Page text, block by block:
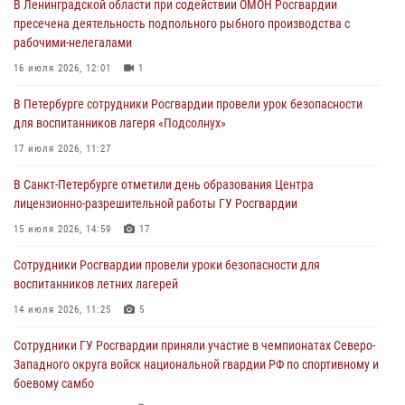
В Центральном районе росгвардейцы оперативно задержали
хулигана, стрелявшего из пускового устройства рядом с жилыми
домами
06 августа 2026, 11:36
Сотрудники и военнослужащие Росгвардии обеспечили
правопорядок при проведении матча "Зенит" - "Балтика"
06 августа 2026, 07:30
В Выборгском районе наряд Росгвардии обнаружил
разыскиваемый преступный автотранспорт
05 августа 2026, 12:25 2
Петербургские росгвардейцы обнаружили объявленный в розыск
автомобиль, ранее использовавшийся при совершении кражи в
Ленобласти
В Ленинградской области при содействии ОМОН Росгвардии
пресечена деятельность подпольного рыбного производства с
рабочими-нелегалами
16 июля 2026, 12:01 1
В Петербурге сотрудники Росгвардии провели урок безопасности
для воспитанников лагеря «Подсолнух»
17 июля 2026, 11:27
В Санкт-Петербурге отметили день образования Центра
лицензионно-разрешительной работы ГУ Росгвардии
15 июля 2026, 14:59 17
Сотрудники Росгвардии провели уроки безопасности для
воспитанников летних лагерей
14 июля 2026, 11:25 5
Сотрудники ГУ Росгвардии приняли участие в чемпионатах Северо-
Западного округа войск национальной гвардии РФ по спортивному и
боевому самбо